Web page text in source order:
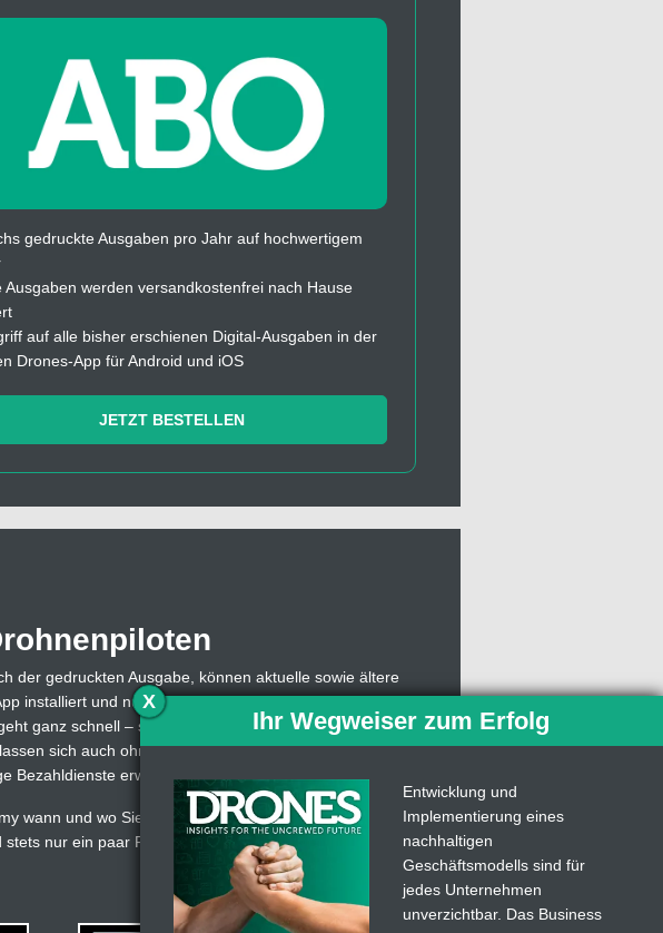
gedruckte Ausgaben pro Jahr auf hochwertigem
Ausgaben werden versandkostenfrei nach Hause
auf alle bisher erschienen Digital-Ausgaben in der
Drones-App für Android und iOS
JETZT BESTELLEN
der gedruckten Ausgabe, können aktuelle sowie ältere
installiert und nutzt, muss sich dazu lediglich mit einer
ganz schnell – sowie die Abonummer eingeben,
sich auch ohne Abo weiterhin Einzelausgaben des
Bezahldienste erwerben.
wann und wo Sie wollen. Mit derDrones -App für
nur ein paar Fingertipps von der unbemannten
X
Ihr Wegweiser zum Erfolg
Entwicklung und
Implementierung eines
nachhaltigen
Geschäftsmodells sind für
jedes Unternehmen
unverzichtbar. Das Business